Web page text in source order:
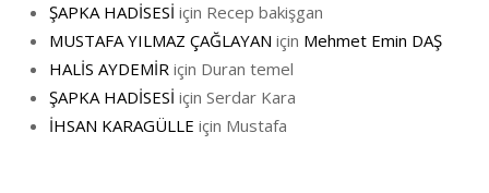
ŞAPKA HADİSESİ için Recep bakişgan
MUSTAFA YILMAZ ÇAĞLAYAN için Mehmet Emin DAŞ
HALİS AYDEMİR için Duran temel
ŞAPKA HADİSESİ için Serdar Kara
İHSAN KARAGÜLLE için Mustafa